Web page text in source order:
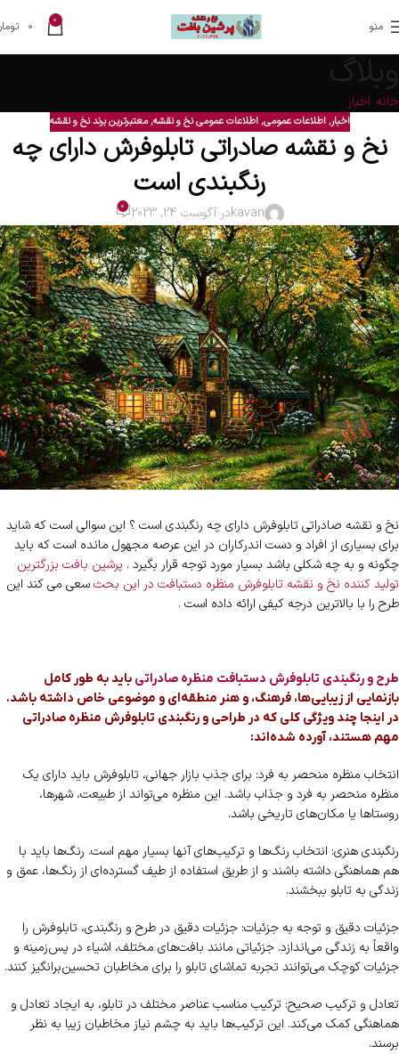
منو 0
0
وبلاگ
خانه اخبار
اخبار,اطلاعات عمومی,اطلاعات عمومی نخ و نقشه,معتبرترین برند نخ و نقشه
نخ و نقشه صادراتی تابلوفرش دارای چه
رنگبندی است
kavanدر آگوست 24, 2023 0
نخ و نقشه صادراتی تابلوفرش دارای چه رنگبندی است ؟ این سوالی است که شاید
برای بسیاری از افراد و دست اندرکاران در این عرصه مجهول مانده است که باید
چگونه و به چه شکلی باشد بسیار مورد توجه قرار بگیرد . پرشین بافت بزرگترین
تولید کننده نخ و نقشه تابلوفرش منظره دستبافت در این بحثسعی می کند این
طرح را با بالاترین درجه کیفی ارائه داده است .
طرح و رنگبندی تابلوفرش دستبافت منظره صادراتی باید به طور کامل
بازنمایی از زیبایی‌ها، فرهنگ، و هنر منطقه‌ای و موضوعی خاص داشته باشد.
در اینجا چند ویژگی کلی که در طراحی و رنگبندی تابلوفرش منظره صادراتی
مهم هستند، آورده شده‌اند:
انتخاب منظره منحصر به فرد: برای جذب بازار جهانی، تابلوفرش باید دارای یک
منظره منحصر به فرد و جذاب باشد. این منظره می‌تواند از طبیعت، شهرها،
روستاها یا مکان‌های تاریخی باشد.
رنگبندی هنری: انتخاب رنگ‌ها و ترکیب‌های آنها بسیار مهم است. رنگ‌ها باید با
هم هماهنگی داشته باشند و از طریق استفاده از طیف گسترده‌ای از رنگ‌ها، عمق و
زندگی به تابلو ببخشند.
جزئیات دقیق و توجه به جزئیات: جزئیات دقیق در طرح و رنگبندی، تابلوفرش را
واقعاً به زندگی می‌اندازد. جزئیاتی مانند بافت‌های مختلف، اشیاء در پس‌زمینه و
جزئیات کوچک می‌توانند تجربه تماشای تابلو را برای مخاطبان تحسین‌برانگیز کنند.
تعادل و ترکیب صحیح: ترکیب مناسب عناصر مختلف در تابلو، به ایجاد تعادل و
هماهنگی کمک می‌کند. این ترکیب‌ها باید به چشم نیاز مخاطبان زیبا به نظر
برسند.